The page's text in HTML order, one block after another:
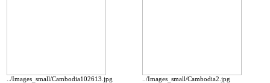
../Images_small/Cambodia102613.jpg ../Images_small/Cambodia2.jpg